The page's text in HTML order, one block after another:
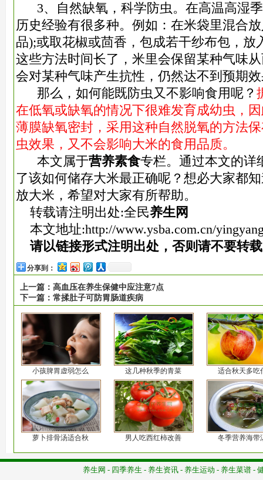
3、自然缺氧，科学防虫。在高温高湿
历史经验有很多种。例如：在米袋里混合
品);或取花椒或茴香，包成若干纱布包，放
这些方法时间长了，米里会保留某种气味
会对某种气味产生抗性，仍然达不到预期
那么，如何能既防虫又不影响食用呢？
在低氧或缺氧的情况下很难发育成幼虫，
薄膜缺氧密封，采用这种自然脱氧的方法
虫效果，又不会影响大米的食用品质。
本文属于营养素食专栏。通过本文的详
了该如何储存大米最正确呢？想必大家都
放大米，希望对大家有所帮助。
转载请注明出处:全民养生网
本文地址:http://www.ysba.com.cn/
请以链接形式注明出处，否则请不要转
分享到：
上一篇： 高血压在养生保健中应注意7点
下一篇： 常揉肚子可防胃肠道疾病
小孩脾胃虚弱怎么 这几种秋季的青菜 适合秋天多吃
萝卜排骨汤适合秋 男人吃西红柿改善 冬季营养海带
养生网 - 四季养生 - 养生资讯 - 养生运动 - 养生菜谱 -